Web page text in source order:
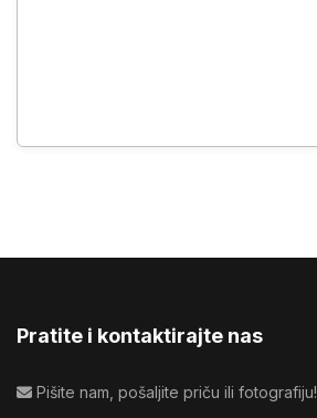
Pratite i kontaktirajte nas
Pišite nam, pošaljite priču ili fotografiju!